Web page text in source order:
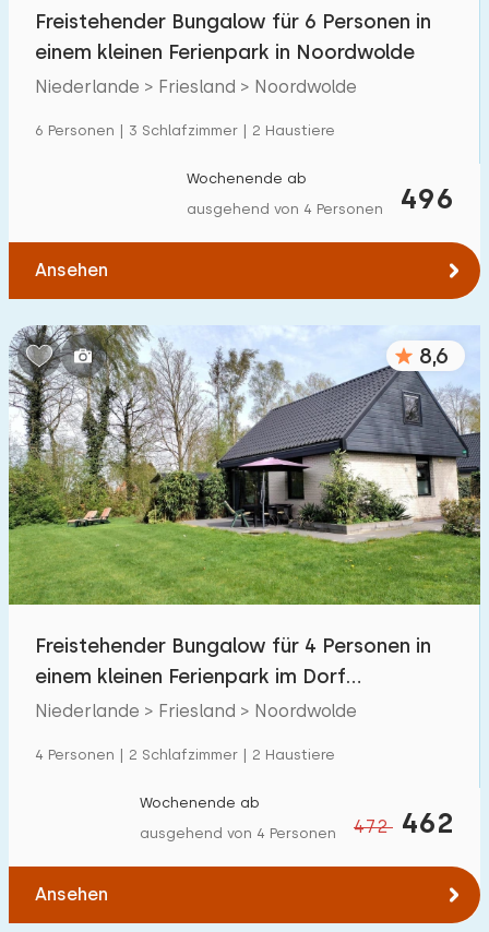
Freistehender Bungalow für 6 Personen in
einem kleinen Ferienpark in Noordwolde
Niederlande > Friesland > Noordwolde
6 Personen | 3 Schlafzimmer | 2 Haustiere
496
Wochenende ab
ausgehend von 4 Personen
Ansehen
8,6
Freistehender Bungalow für 4 Personen in
einem kleinen Ferienpark im Dorf
Noordwolde
Niederlande > Friesland > Noordwolde
4 Personen | 2 Schlafzimmer | 2 Haustiere
472 462
Wochenende ab
ausgehend von 4 Personen
Ansehen